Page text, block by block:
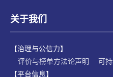
关于我们
【治理与公信力】
评价与榜单方法论声明
可
【平台信息】